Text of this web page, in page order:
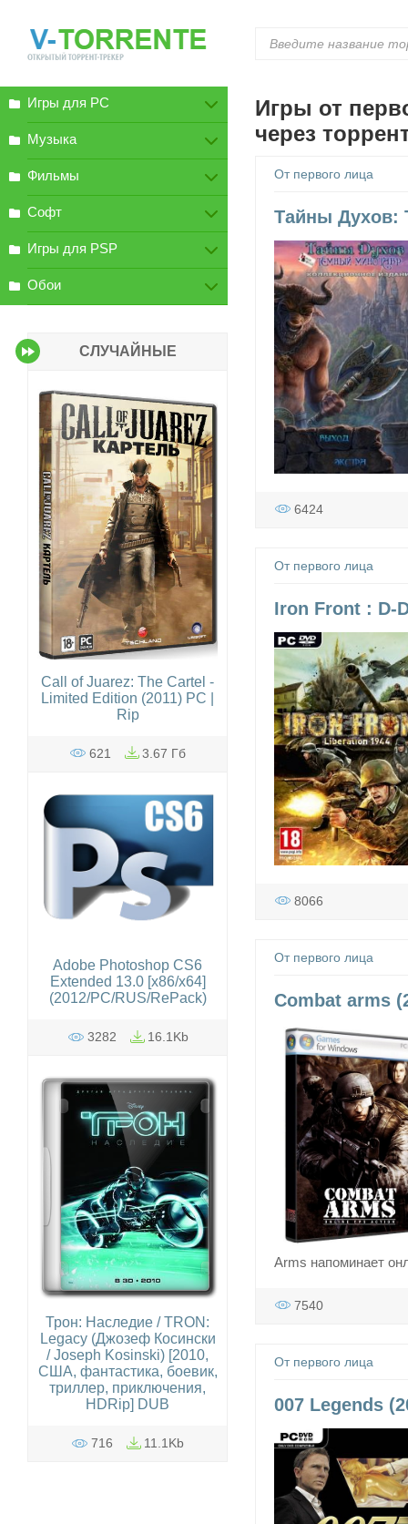
Игры от
через
От первого лица
Тайны Духов:
6424
От первого лица
Iron Front : D-
8066
От первого лица
Combat arms
Arms напоминает
7540
От первого лица
007 Legends
Игры для PC
Музыка
Фильмы
Софт
Игры для PSP
Обои
СЛУЧАЙНЫЕ
Call of Juarez: The Cartel -
Limited Edition (2011) PC |
Rip
621 3.67 Гб
Adobe Photoshop CS6
Extended 13.0 [x86/x64]
(2012/РС/RUS/RePack)
3282 16.1Kb
Трон: Наследие / TRON:
Legacy (Джозеф Косински
/ Joseph Kosinski) [2010,
США, фантастика, боевик,
триллер, приключения,​
HDRip] DUB
716 11.1Kb